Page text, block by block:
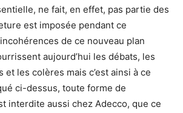
ne fait, en effet, pas partie des
est imposée pendant ce
de ce nouveau plan
aujourd’hui les débats, les
et les colères mais c’est ainsi à ce
ci-dessus, toute forme de
interdite aussi chez Adecco, que ce